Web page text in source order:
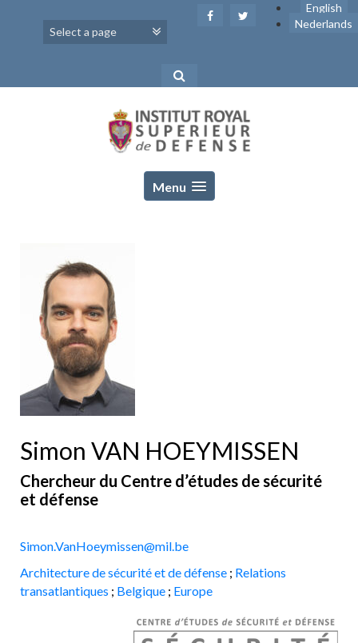
English
Nederlands
Menu
Simon VAN HOEYMISSEN
Chercheur du Centre d’études de sécurité
et défense
Simon.VanHoeymissen@mil.be
Architecture de sécurité et de défense ; Relations
transatlantiques ; Belgique ; Europe